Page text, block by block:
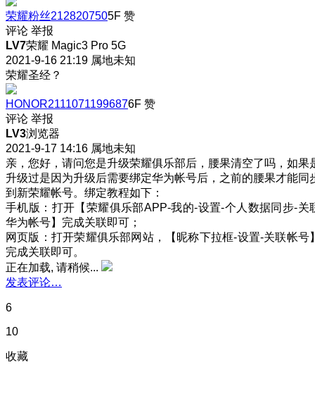
荣耀粉丝2128207505F 赞
评论 举报
LV7荣耀 Magic3 Pro 5G
2021-9-16 21:19 属地未知
荣耀圣经？
HONOR21110711996876F 赞
评论 举报
LV3浏览器
2021-9-17 14:16 属地未知
亲，您好，请问您是升级荣耀俱乐部后，腰果清空了吗，如果
升级过是因为升级后需要绑定华为帐号后，之前的腰果才能同
到新荣耀帐号。绑定教程如下：
手机版：打开【荣耀俱乐部APP-我的-设置-个人数据同步-关
华为帐号】完成关联即可；
网页版：打开荣耀俱乐部网站，【昵称下拉框-设置-关联帐号
完成关联即可。
正在加载, 请稍候...
发表评论…
6
10
收藏